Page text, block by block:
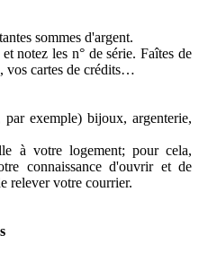
sommes d'argent.
notez les n° de série. Faîtes de
vos cartes de crédits…
exemple) bijoux, argenterie,
à votre logement; pour cela,
connaissance d'ouvrir et de
relever votre courrier.